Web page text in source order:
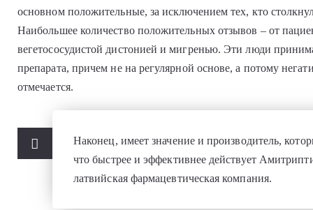
основном положительные, за исключением тех, кто
Наибольшее количество положительных отзывов – от
вегетососудистой дистонией и мигренью. Эти люди
препарата, причем не на регулярной основе, а потому
отмечается.
Наконец, имеет значение и производитель,
что быстрее и эффективнее действует
латвийская фармацевтическая компания.